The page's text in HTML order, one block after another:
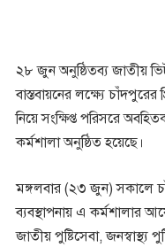
২৮ জুন অনুষ্ঠিতব্য জাতীয়
বাস্তবায়নের লক্ষ্যে চাঁদপুরের
নিয়ে সংক্ষিপ্ত পরিসরে
কর্মশালা অনুষ্ঠিত হয়েছে।
মঙ্গলবার (২৩ জুন) সকালে
ব্যবস্থাপনায় এ কর্মশালার
জাতীয় পুষ্টিসেবা, জনস্বাস্থ্য